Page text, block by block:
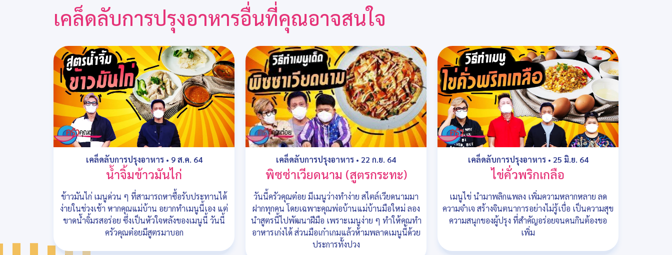
เคล็ดลับการปรุงอาหารอื่นที่คุณอาจสนใจ
เคล็ดลับการปรุงอาหาร• 9 ส.ค. 64
น้ำจิ้มข้าวมันไก่
ข้าวมันไก่ เมนูด่วน ๆ ที่สามารถหาซื้อรับประทานได้
ง่ายในช่วงเช้า หากคุณแม่บ้าน อยากทำเมนูนี้เอง แต่
ขาดน้ำจิ้มรสอร่อย ซึ่งเป็นหัวใจหลังของเมนูนี้ วันนี้
ครัวคุณต๋อยมีสูตรมาบอก
เคล็ดลับการปรุงอาหาร • 22 ก.ย. 64
พิซซ่าเวียดนาม (สูตรกระทะ)
วันนี้ครัวคุณต๋อย มีเมนูว่างทำง่าย สไตล์เวียดนามมา
ฝากทุกคน โดยเฉพาะคุณพ่อบ้านแม่บ้านมือใหม่ ลอง
นำสูตรนี้ไปพัฒนาฝีมือ เพราะเมนูง่าย ๆ ทำให้คุณทำ
อาหารเก่งได้ ส่วนมือเก๋าเกมแล้วห้ามพลาดเมนูนี้ด้วย
ประการทั้งปวง
เคล็ดลับการปรุงอาหาร• 25 มิ.ย. 64
ไข่คั่วพริกเกลือ
เมนูไข่ นำมาพลิกแพลง เพิ่มความหลากหลาย ลด
ความจำเจ สร้างจินตนาการอย่างไม่รู้เบื่อ เป็นความสุข
ความสนุกของผู้ปรุง ที่สำคัญอร่อยจนคนกินต้องขอ
เพิ่ม